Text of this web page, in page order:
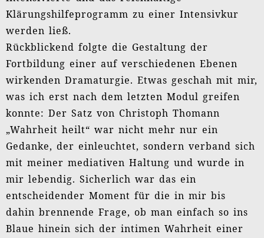
Klärungshilfeprogramm zu einer Intensivkur
werden ließ.
Rückblickend folgte die Gestaltung der
Fortbildung einer auf verschiedenen Ebenen
wirkenden Dramaturgie. Etwas geschah mit mir,
was ich erst nach dem letzten Modul greifen
konnte: Der Satz von Christoph Thomann
„Wahrheit heilt“ war nicht mehr nur ein
Gedanke, der einleuchtet, sondern verband sich
mit meiner mediativen Haltung und wurde in
mir lebendig. Sicherlich war das ein
entscheidender Moment für die in mir bis
dahin brennende Frage, ob man einfach so ins
Blaue hinein sich der intimen Wahrheit einer